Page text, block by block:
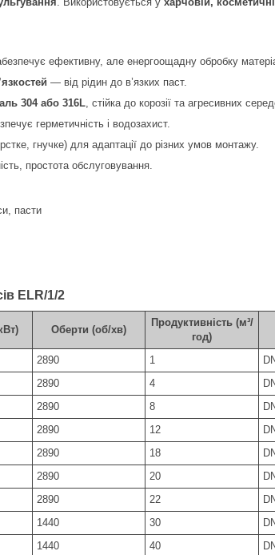
ефективну, але енергоощадну обробку
— від рідин до в’язких паст.
304 або 316L , стійка до корозії та агресивних
герметичність і водозахист.
гнучке) для адаптації до різних умов монтажу.
простота обслуговування.
пасти
ELR/1/2
Оберти (об/хв)
Продуктивність (м³/
год)
2890 1
2890 4
2890 8
2890 12
2890 18
2890 20
2890 22
1440 30
1440 40